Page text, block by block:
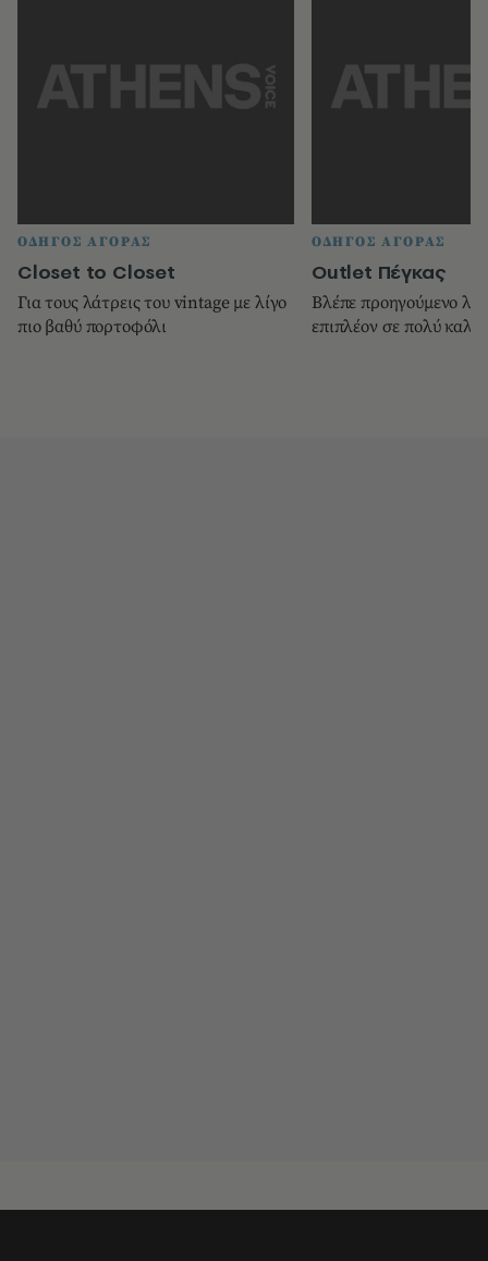
ΟΔΗΓΟΣ ΑΓΟΡΑΣ
Closet to Closet
Για τους λάτρεις του vintage με λίγο
πιο βαθύ πορτοφόλι
ΟΔΗΓΟΣ ΑΓΟΡΑΣ
Οutlet Πέγκας
Βλέπε προηγούµενο
επιπλέον σε πολύ